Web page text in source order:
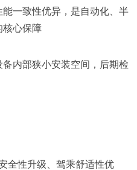
一致性优异，是自动化、半
核心保障
内部狭小安装空间，后期检
全性升级、驾乘舒适性优